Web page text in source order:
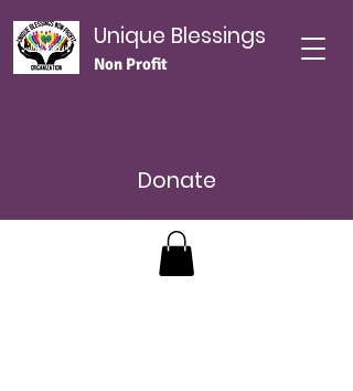
Unique Blessings
Non Profit
Donate